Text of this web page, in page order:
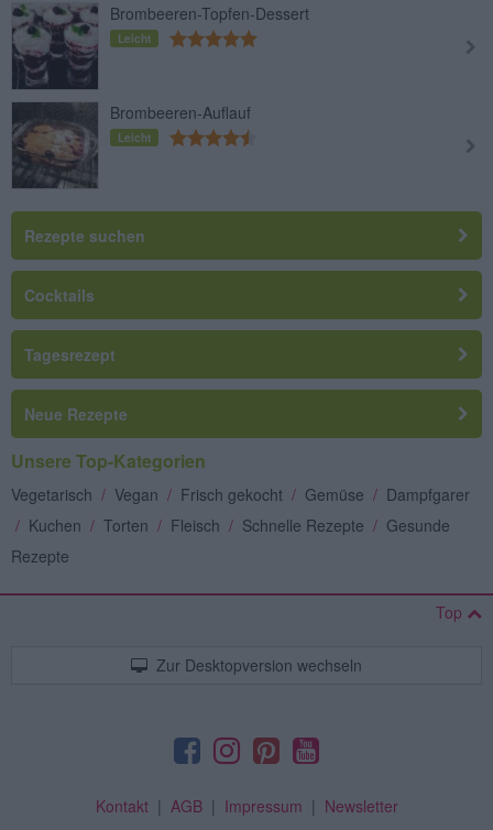
Brombeeren-Topfen-Dessert
Leicht
Brombeeren-Auflauf
Leicht
Rezepte suchen
Cocktails
Tagesrezept
Neue Rezepte
Unsere Top-Kategorien
Vegetarisch / Vegan / Frisch gekocht / Gemüse / Dampfgarer
/ Kuchen / Torten / Fleisch / Schnelle Rezepte / Gesunde
Rezepte
Top
Zur Desktopversion wechseln
Kontakt| AGB| Impressum | Newsletter